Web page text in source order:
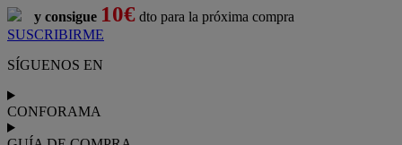
y consigue 10€ dto para la próxima compra
SUSCRIBIRME
SÍGUENOS EN
CONFORAMA